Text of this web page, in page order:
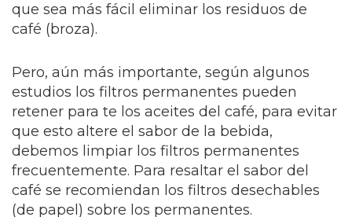
que sea más fácil eliminar los residuos de
café (broza).
Pero, aún más importante, según algunos
estudios los filtros permanentes pueden
retener para te los aceites del café, para evitar
que esto altere el sabor de la bebida,
debemos limpiar los filtros permanentes
frecuentemente. Para resaltar el sabor del
café se recomiendan los filtros desechables
(de papel) sobre los permanentes.